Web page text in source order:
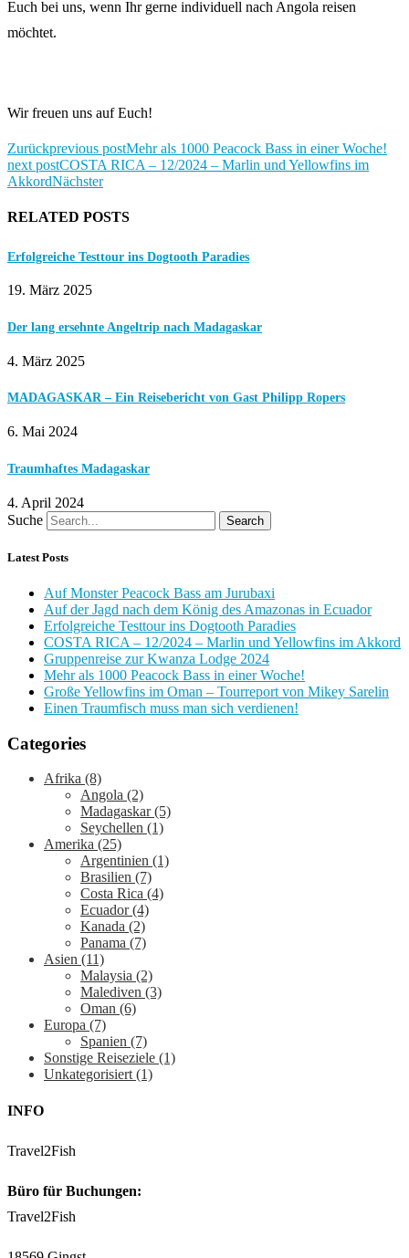
Euch bei uns, wenn Ihr gerne individuell nach Angola reisen
möchtet.
Wir freuen uns auf Euch!
Zurückprevious postMehr als 1000 Peacock Bass in einer Woche!
next postCOSTA RICA – 12/2024 – Marlin und Yellowfins im
AkkordNächster
RELATED POSTS
Erfolgreiche Testtour ins Dogtooth Paradies
19. März 2025
Der lang ersehnte Angeltrip nach Madagaskar
4. März 2025
MADAGASKAR – Ein Reisebericht von Gast Philipp Ropers
6. Mai 2024
Traumhaftes Madagaskar
4. April 2024
Suche
Search
Latest Posts
Auf Monster Peacock Bass am Jurubaxi
Auf der Jagd nach dem König des Amazonas in Ecuador
Erfolgreiche Testtour ins Dogtooth Paradies
COSTA RICA – 12/2024 – Marlin und Yellowfins im Akkord
Gruppenreise zur Kwanza Lodge 2024
Mehr als 1000 Peacock Bass in einer Woche!
Große Yellowfins im Oman – Tourreport von Mikey Sarelin
Einen Traumfisch muss man sich verdienen!
Categories
Afrika (8)
Angola (2)
Madagaskar(5)
Seychellen (1)
Amerika (25)
Argentinien (1)
Brasilien (7)
Costa Rica (4)
Ecuador(4)
Kanada (2)
Panama (7)
Asien (11)
Malaysia (2)
Malediven (3)
Oman (6)
Europa (7)
Spanien (7)
Sonstige Reiseziele (1)
Unkategorisiert(1)
INFO
Travel2Fish
Büro für Buchungen:
Travel2Fish